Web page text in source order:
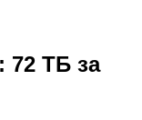
72 ТБ за